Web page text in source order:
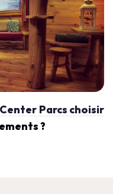
Parcs choisir
?